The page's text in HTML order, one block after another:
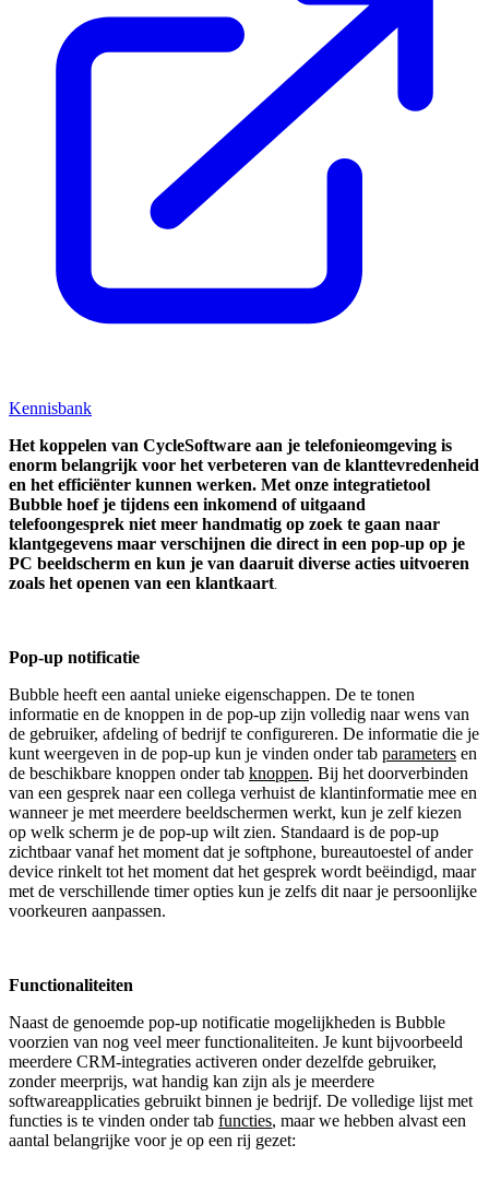
Kennisbank
Het koppelen van CycleSoftware aan je telefonieomgeving is
enorm belangrijk voor het verbeteren van de klanttevredenheid
en het efficiënter kunnen werken. Met onze integratietool
Bubble hoef je tijdens een inkomend of uitgaand
telefoongesprek niet meer handmatig op zoek te gaan naar
klantgegevens maar verschijnen die direct in een pop-up op je
PC beeldscherm en kun je van daaruit diverse acties uitvoeren
zoals het openen van een klantkaart
Pop-up notificatie
Bubble heeft een aantal unieke eigenschappen. De te tonen
informatie en de knoppen in de pop-up zijn volledig naar wens van
de gebruiker, afdeling of bedrijf te configureren. De informatie die je
kunt weergeven in de pop-up kun je vinden onder tab parameters en
de beschikbare knoppen onder tab knoppen. Bij het doorverbinden
van een gesprek naar een collega verhuist de klantinformatie mee en
wanneer je met meerdere beeldschermen werkt, kun je zelf kiezen
op welk scherm je de pop-up wilt zien. Standaard is de pop-up
zichtbaar vanaf het moment dat je softphone, bureautoestel of ander
device rinkelt tot het moment dat het gesprek wordt beëindigd, maar
met de verschillende timer opties kun je zelfs dit naar je persoonlijke
voorkeuren aanpassen.
Functionaliteiten
Naast de genoemde pop-up notificatie mogelijkheden is Bubble
voorzien van nog veel meer functionaliteiten. Je kunt bijvoorbeeld
meerdere CRM-integraties activeren onder dezelfde gebruiker,
zonder meerprijs, wat handig kan zijn als je meerdere
softwareapplicaties gebruikt binnen je bedrijf. De volledige lijst met
functies is te vinden onder tab functies, maar we hebben alvast een
aantal belangrijke voor je op een rij gezet: